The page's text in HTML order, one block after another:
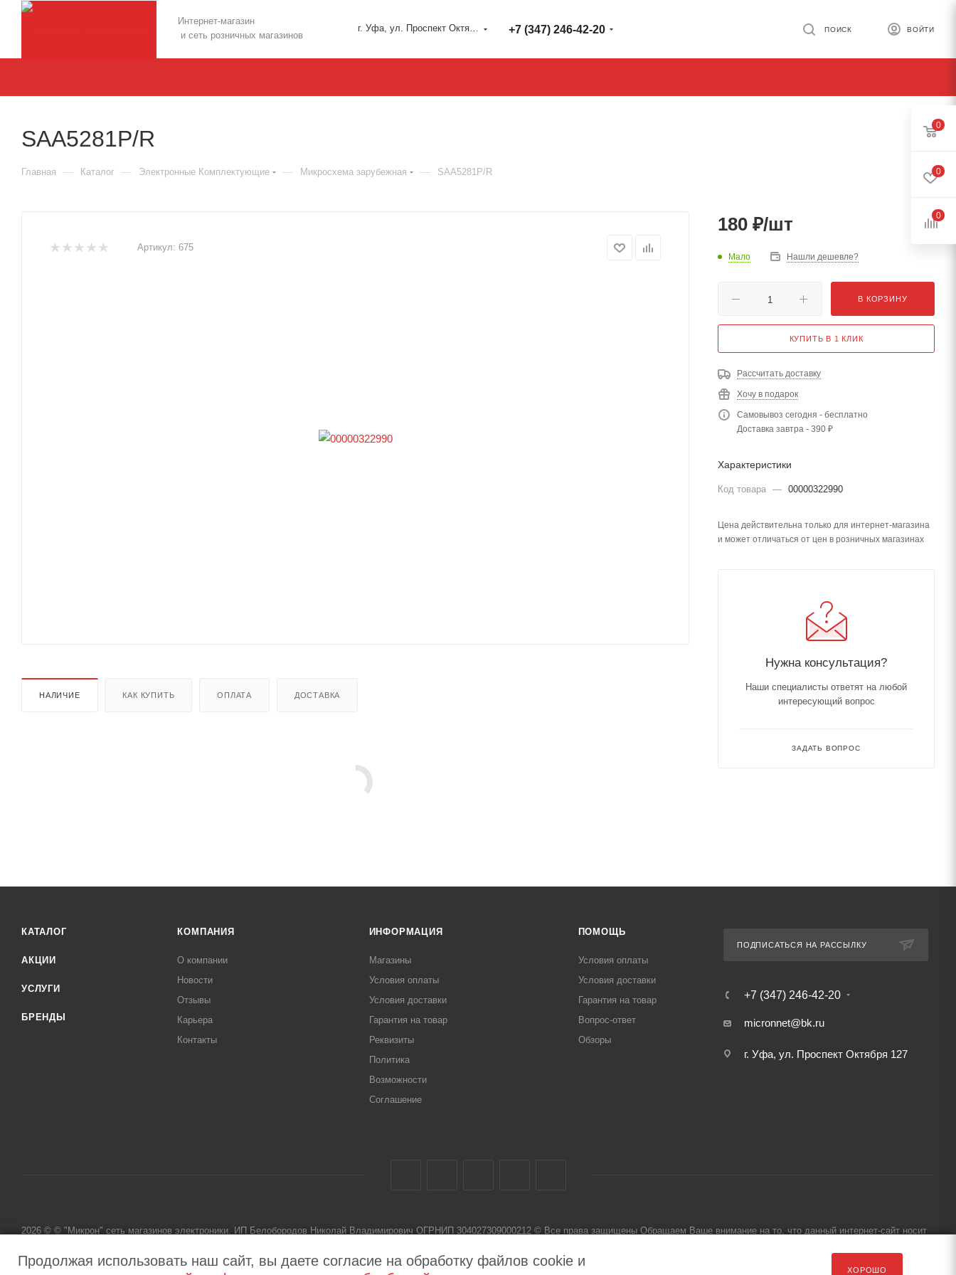
Интернет-магазин
и сеть розничных магазинов
г. Уфа, ул. Проспект Октября 127 +7 (347) 246-42-20 ВОЙТИ
ПОИСК
SAA5281P/R
Главная — Каталог — Электронные Комплектующие — Микросхема зарубежная — SAA5281P/R
Артикул: 675
НАЛИЧИЕ КАК КУПИТЬ ОПЛАТА ДОСТАВКА
180 ₽/шт
Мало Нашли дешевле?
В КОРЗИНУ
КУПИТЬ В 1 КЛИК
Рассчитать доставку
Хочу в подарок
Самовывоз сегодня - бесплатно
Доставка завтра - 390 ₽
Характеристики
Код товара — 00000322990
Цена действительна только для интернет-магазина
и может отличаться от цен в розничных магазинах
Нужна консультация?
Наши специалисты ответят на любой
интересующий вопрос
ЗАДАТЬ ВОПРОС
КАТАЛОГ
АКЦИИ
УСЛУГИ
БРЕНДЫ
КОМПАНИЯ
О компании
Новости
Отзывы
Карьера
Контакты
ИНФОРМАЦИЯ
Магазины
Условия оплаты
Условия доставки
Гарантия на товар
Реквизиты
Политика
Возможности
Соглашение
ПОМОЩЬ
Условия оплаты
Условия доставки
Гарантия на товар
Вопрос-ответ
Обзоры
ПОДПИСАТЬСЯ НА РАССЫЛКУ
+7 (347) 246-42-20
micronnet@bk.ru
г. Уфа, ул. Проспект Октября 127
2026 © © "Микрон" сеть магазинов электроники. ИП Белобородов Николай Владимирович ОГРНИП 304027309000212 © Все права защищены Обращаем Ваше внимание на то, что данный интернет-сайт носит
0
0
0
Продолжая использовать наш сайт, вы даете согласие на обработку файлов cookie и
ХОРОШО